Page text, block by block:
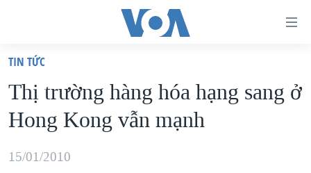
truy
cập
Tới
dung
VIỆT NAM
HOA KỲ
BIỂN ĐÔNG
TIN TỨC
Thị trường hàng hóa hạng sang ở
Hong Kong vẫn mạnh
15/01/2010